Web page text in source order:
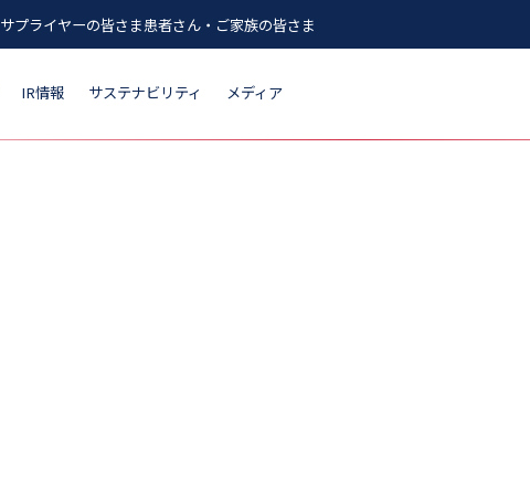
サプライヤーの皆さま患者さん・ご家族の皆さま
IR情報 サステナビリティ メディア